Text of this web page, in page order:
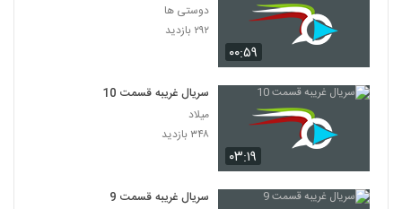
۰۰:۵۹
دوستی ها
۲۹۲ بازدید
۰۳:۱۹
سریال غریبه قسمت 10
میلاد
۳۴۸ بازدید
سریال غریبه قسمت 9